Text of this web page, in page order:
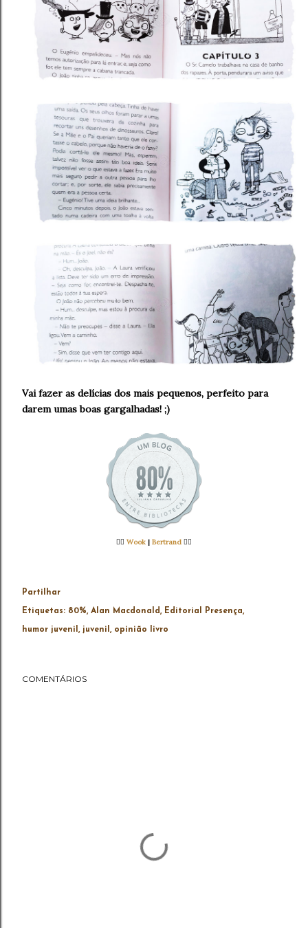
Vai fazer as delícias dos mais pequenos, perfeito para
darem umas boas gargalhadas! ;)
👉🏻 Wook | Bertrand 👈🏻
Partilhar
Etiquetas: 80% Alan Macdonald Editorial Presença
humor juvenil juvenil opinião livro
COMENTÁRIOS